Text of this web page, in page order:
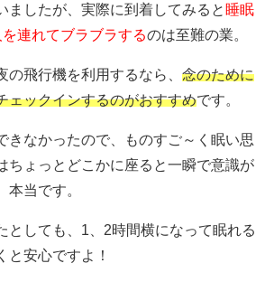
ましたが、実際に到着してみると 睡眠
連れてブラブラするのは至難の業。
の飛行機を利用するなら、 念のために
ェックインするのがおすすめです。
きなかったので、ものすご～く眠い思
ちょっとどこかに座ると一瞬で意識が
本当です。
としても、1、2時間横になって眠れる
と安心ですよ！